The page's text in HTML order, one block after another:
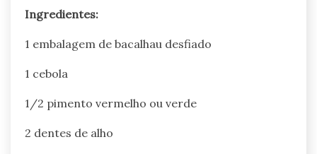
Ingredientes:
1 embalagem de bacalhau desfiado
1 cebola
1/2 pimento vermelho ou verde
2 dentes de alho